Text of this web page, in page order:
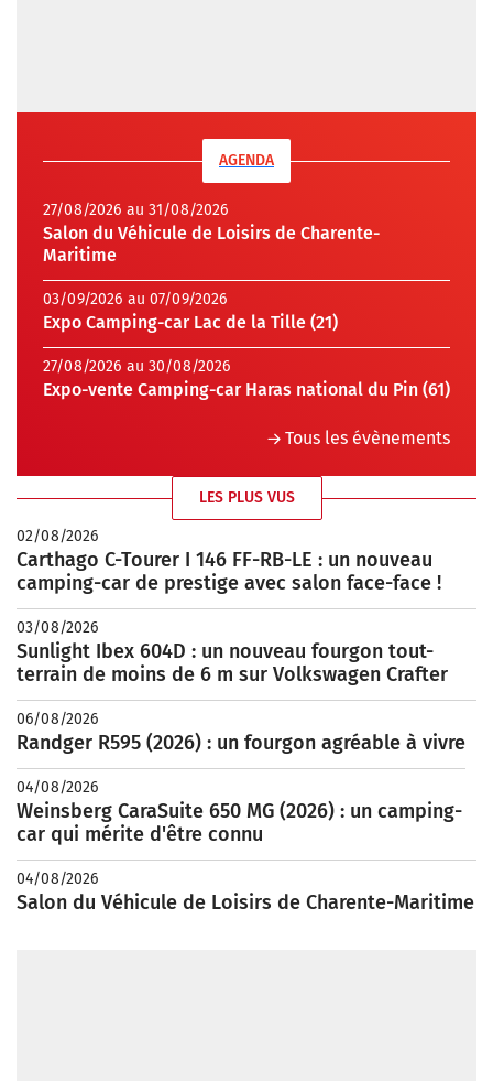
AGENDA
27/08/2026 au 31/08/2026
Salon du Véhicule de Loisirs de Charente-
Maritime
03/09/2026 au 07/09/2026
Expo Camping-car Lac de la Tille (21)
27/08/2026 au 30/08/2026
Expo-vente Camping-car Haras national du Pin (61)
Tous les évènements
LES PLUS VUS
02/08/2026
Carthago C-Tourer I 146 FF-RB-LE : un nouveau
camping-car de prestige avec salon face-face !
03/08/2026
Sunlight Ibex 604D : un nouveau fourgon tout-
terrain de moins de 6 m sur Volkswagen Crafter
06/08/2026
Randger R595 (2026) : un fourgon agréable à vivre
04/08/2026
Weinsberg CaraSuite 650 MG (2026) : un camping-
car qui mérite d'être connu
04/08/2026
Salon du Véhicule de Loisirs de Charente-Maritime